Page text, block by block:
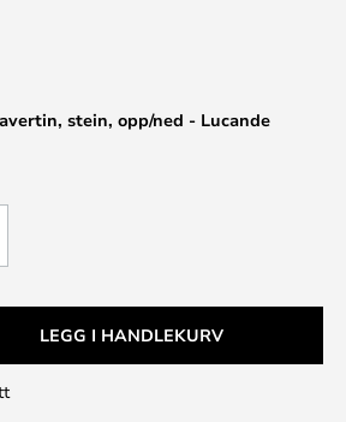
stein, opp/ned - Lucande
LEGG I HANDLEKURV